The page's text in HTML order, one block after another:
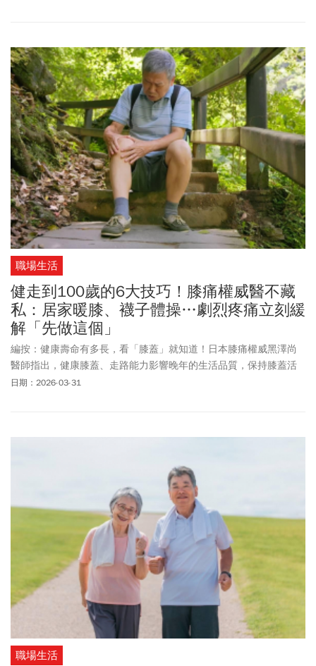
職場生活
健走到100歲的6大技巧！膝痛權威醫不藏
私：居家暖膝、襪子體操…劇烈疼痛立刻緩
解「先做這個」
編按：健康壽命有多長，看「膝蓋」就知道！日本膝痛權威黑澤尚
醫師指出，健康膝蓋、走路能力影響晚年的生活品質，保持膝蓋活
力、多步行和適度運動，不僅能預防跌倒與臥床，也能延長健康壽
日期：2026-03-31
職場生活